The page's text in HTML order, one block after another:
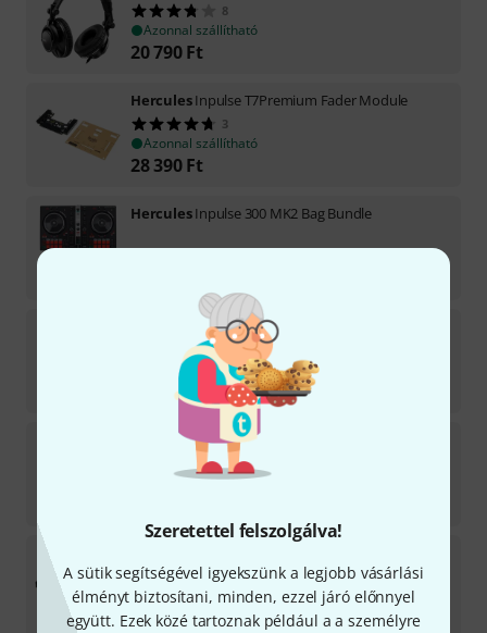
Szeretettel felszolgálva!
A sütik segítségével igyekszünk a legjobb vásárlási
élményt biztosítani, minden, ezzel járó előnnyel
együtt. Ezek közé tartoznak például a a személyre
8
Azonnal szállítható
20 790 Ft
HerculesInpulse T7Premium Fader Module
3
Azonnal szállítható
28 390 Ft
HerculesInpulse 300 MK2 Bag Bundle
DJ Control Inpulse 300HP45 Set
Azonnal szállítható
75 100 Ft
HerculesInpulse 300 MK2 Case Bundle
Azonnal szállítható
Azonnal szállítható
92 900Ft